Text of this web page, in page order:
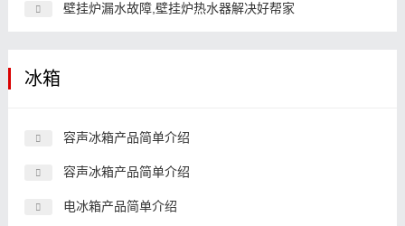
壁挂炉漏水故障,壁挂炉热水器解决好帮家
冰箱
容声冰箱产品简单介绍
容声冰箱产品简单介绍
电冰箱产品简单介绍